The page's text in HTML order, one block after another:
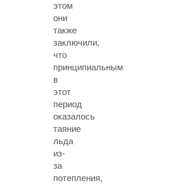
этом
они
также
заключили,
что
принципиальным
в
этот
период
оказалось
таяние
льда
из-
за
потепления,